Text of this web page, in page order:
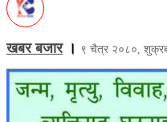
खबर बजार। ९ चैत्र २०८०,